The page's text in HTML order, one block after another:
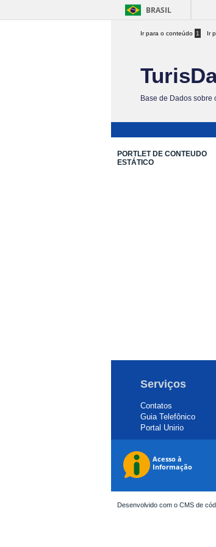
BRASIL
Ir para o conteúdo 1 Ir
Base de Dados sobre
PORTLET DE CONTEUDO
ESTÁTICO
Serviços
Contatos
Guia Telefônico
Portal Unirio
Desenvolvido com o CMS de